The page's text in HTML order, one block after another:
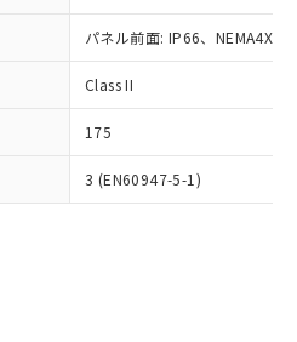
パネル前面: IP66、NEMA4X,
Class II
175
3 (EN60947-5-1)
機器販売店や当社販売拠
ットワーク
」をご確認
標準価格結果を当社の
く第三者に漏洩または開
お願いします。
（部品リスト作成サー
監視および制御機器に対する
状況などにより、予定
チルヘキシル)) : 1000ppm
限
物質）のすべてが基
状況下において有害物
品を、核兵器、ミサイ
、生物兵器またはその他
れらの製造装置等に一切
ん。
品を第三者に販売する
、2および3の内容を当
知します。また当社は、
売に係わる関係者が違
(最新の在庫状況につ
様担当のオムロン制御
・当社販売員にご確
種、また在庫状況の